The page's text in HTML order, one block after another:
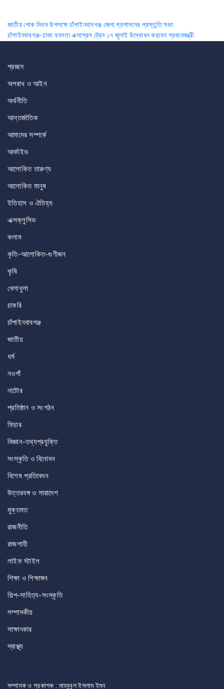
Post
navigation
জাতীয় শোক দিবস উপলক্ষে চাঁপাইনবাবগঞ্জ জেলা প্রশাসনের প্রস্তুতি সভা
চাঁপাইনবাবগঞ্জ-ঢাকা বনলতা এক্সপ্রেস ট্রেন ১৭ জুলাই উদ্বোধন করবেন প্রধানমন্ত্রী
প্রচ্ছদ
অপরাধ ও আইন
অর্থনীতি
আন্তর্জাতিক
আমাদের সম্পর্কে
আর্কাইভ
আলোকিত তারুণ্য
আলোকিত মানুষ
ইতিহাস ও ঐতিহ্য
এক্সক্লুসিভ
কলাম
কৃতি-আলোকিত-গুণীজন
কৃষি
খেলাধুলা
চাকরি
চাঁপাইনবাবগঞ্জ
জাতীয়
ধর্ম
নওগাঁ
নাটোর
প্রতিষ্ঠান ও সংগঠন
ফিচার
বিজ্ঞান-তথ্যপ্রযুক্তি
সংস্কৃতি ও বিনোদন
বিশেষ প্রতিবেদন
উত্তরবঙ্গ ও সারাদেশ
মুক্তমত
রাজনীতি
রাজশাহী
লাইফ স্টাইল
শিক্ষা ও শিক্ষাঙ্গন
শিল্প-সাহিত্য-সংস্কৃতি
সম্পাদকীয়
সাক্ষাৎকার
স্বাস্থ্য
সম্পাদক ও প্রকাশক : মাহবুবুল ইসলাম ইমন